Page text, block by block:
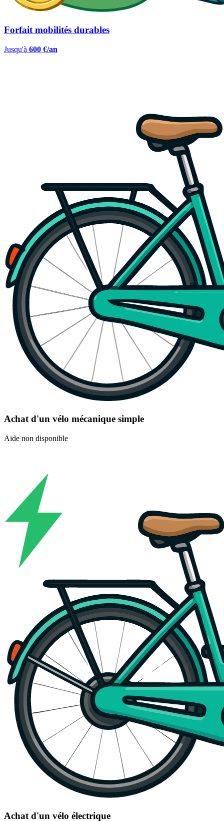
Forfait mobilités durables
Jusqu'à 600 €/an
Achat d'un vélo mécanique simple
Aide non disponible
Achat d'un vélo électrique